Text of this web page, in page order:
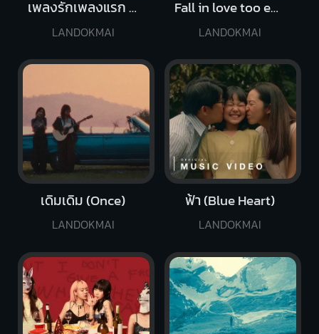
เพลงรักเพลงแรก (Blooming)
LANDOKMAI
เดิมเดิม (Once)
LANDOKMAI
Fall in love too easily
LANDOKMAI
ฟ้า (Blue Heart)
LANDOKMAI